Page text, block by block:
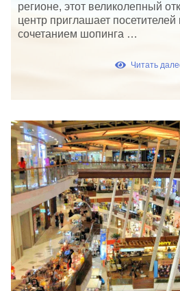
регионе, этот великолепный
центр приглашает посетителей
сочетанием шопинга …
Читать